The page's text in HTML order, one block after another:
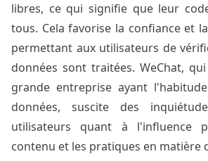
libres, ce qui signifie que leur
tous. Cela favorise la confiance et
permettant aux utilisateurs de
données sont traitées. WeChat,
grande entreprise ayant
données, suscite des
utilisateurs quant à l'influence
contenu et les pratiques en matière